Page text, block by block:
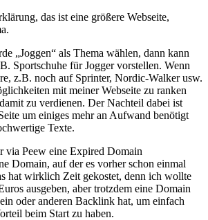
das ist eine größere Webseite,
„Joggen“ als Thema wählen, dann kann
Sportschuhe für Jogger vorstellen. Wenn
z.B. noch auf Sprinter, Nordic-Walker usw.
mit meiner Webseite zu ranken
zu verdienen. Der Nachteil dabei ist
um einiges mehr an Aufwand benötigt
Texte.
via Peew eine Expired Domain
Domain, auf der es vorher schon einmal
hat wirklich Zeit gekostet, denn ich wollte
ausgeben, aber trotzdem eine Domain
oder anderen Backlink hat, um einfach
beim Start zu haben.